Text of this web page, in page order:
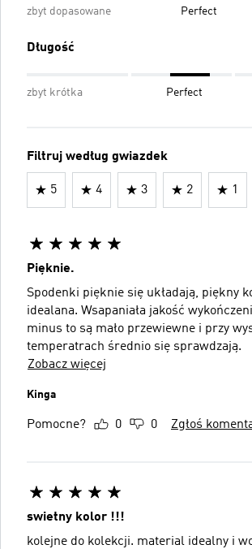
zbyt dopasowane Perfect
Długość
zbyt krótka Perfect
Filtruj według gwiazdek
5 4 3 2 1
Pięknie.
Spodenki pięknie się układają, piękny kolor, długość
idealana. Wsapaniała jakość
minus to są mało przewiewne i przy
temperatrach średnio się sprawdzają.
Zobacz więcej
Kinga
Pomocne? 0 0 Zgłoś
swietny kolor !!!
kolejne do kolekcji. material idealny i